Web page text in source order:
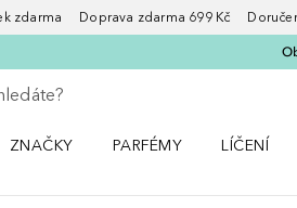
zdarma Doprava zdarma 699 Kč
ZNAČKY
PARFÉMY
LÍČENÍ